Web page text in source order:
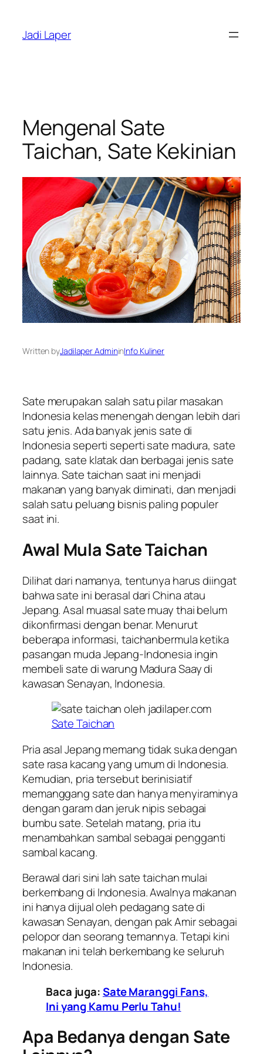
content
Jadi Laper
Mengenal Sate
Taichan, Sate Kekinian
Written byJadilaper AdmininInfo Kuliner
Sate merupakan salah satu pilar masakan
Indonesia kelas menengah dengan lebih dari
satu jenis. Ada banyak jenis sate di
Indonesia seperti seperti sate madura, sate
padang, sate klatak dan berbagai jenis sate
lainnya. Sate taichan saat ini menjadi
makanan yang banyak diminati, dan menjadi
salah satu peluang bisnis paling populer
saat ini.
Awal Mula Sate Taichan
Dilihat dari namanya, tentunya harus diingat
bahwa sate ini berasal dari China atau
Jepang. Asal muasal sate muay thai belum
dikonfirmasi dengan benar. Menurut
beberapa informasi, taichanbermula ketika
pasangan muda Jepang-Indonesia ingin
membeli sate di warung Madura Saay di
kawasan Senayan, Indonesia.
Sate Taichan
Pria asal Jepang memang tidak suka dengan
sate rasa kacang yang umum di Indonesia.
Kemudian, pria tersebut berinisiatif
memanggang sate dan hanya menyiraminya
dengan garam dan jeruk nipis sebagai
bumbu sate. Setelah matang, pria itu
menambahkan sambal sebagai pengganti
sambal kacang.
Berawal dari sini lah sate taichan mulai
berkembang di Indonesia. Awalnya makanan
ini hanya dijual oleh pedagang sate di
kawasan Senayan, dengan pak Amir sebagai
pelopor dan seorang temannya. Tetapi kini
makanan ini telah berkembang ke seluruh
Indonesia.
Baca juga:Sate Maranggi Fans,
Ini yang Kamu Perlu Tahu!
Apa Bedanya dengan Sate